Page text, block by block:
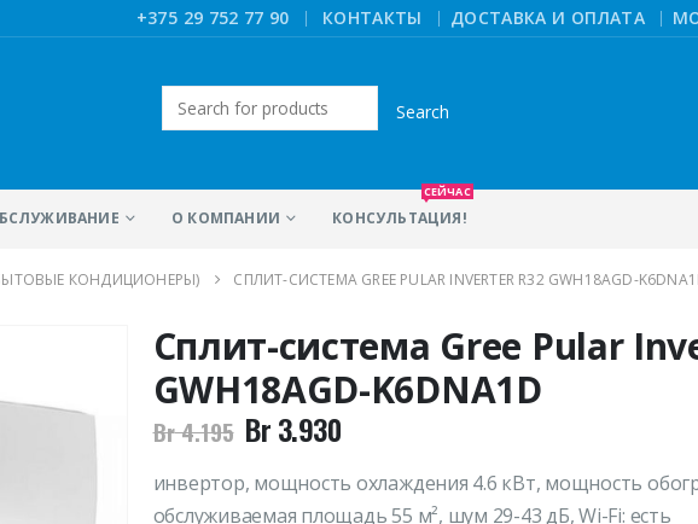
+375 29 752 77 90 | КОНТАКТЫ ДОСТАВКА И ОПЛАТА
Искать:
О КОМПАНИИ КОНСУЛЬТАЦИЯ!
СЕЙЧАС
КОНДИЦИОНЕРЫ) СПЛИТ-СИСТЕМА GREE PULAR INVERTER R32 GWH18AGD-
Сплит-система Gree Pular
GWH18AGD-K6DNA1D
Br4.195 Br3.930
инвертор, мощность охлаждения 4.6 кВт, мощность
обслуживаемая площадь 55 м², шум 29-43 дБ, Wi-Fi: есть